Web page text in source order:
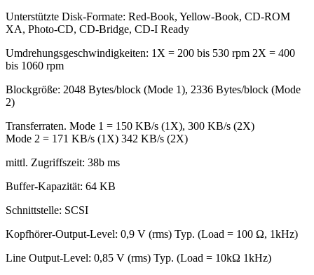
Unterstützte Disk-Formate: Red-Book, Yellow-Book, CD-ROM
XA, Photo-CD, CD-Bridge, CD-I Ready
Umdrehungsgeschwindigkeiten: 1X = 200 bis 530 rpm 2X = 400
bis 1060 rpm
Blockgröße: 2048 Bytes/block (Mode 1), 2336 Bytes/block (Mode
2)
Transferraten. Mode 1 = 150 KB/s (1X), 300 KB/s (2X)
Mode 2 = 171 KB/s (1X) 342 KB/s (2X)
mittl. Zugriffszeit: 38b ms
Buffer-Kapazität: 64 KB
Schnittstelle: SCSI
Kopfhörer-Output-Level: 0,9 V (rms) Typ. (Load = 100 Ω, 1kHz)
Line Output-Level: 0,85 V (rms) Typ. (Load = 10kΩ 1kHz)